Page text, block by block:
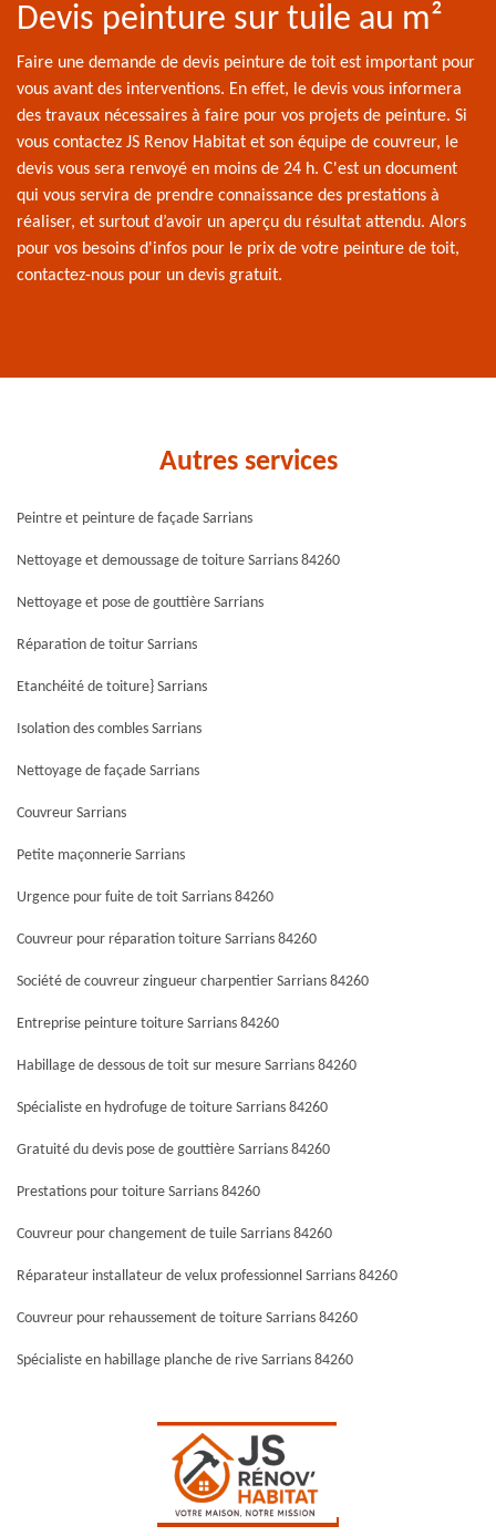
Devis peinture sur tuile au m²
Faire une demande de devis peinture de toit est important pour
vous avant des interventions. En effet, le devis vous informera
des travaux nécessaires à faire pour vos projets de peinture. Si
vous contactez JS Renov Habitat et son équipe de couvreur, le
devis vous sera renvoyé en moins de 24 h. C'est un document
qui vous servira de prendre connaissance des prestations à
réaliser, et surtout d’avoir un aperçu du résultat attendu. Alors
pour vos besoins d'infos pour le prix de votre peinture de toit,
contactez-nous pour un devis gratuit.
Autres services
Peintre et peinture de façade Sarrians
Nettoyage et demoussage de toiture Sarrians 84260
Nettoyage et pose de gouttière Sarrians
Réparation de toitur Sarrians
Etanchéité de toiture} Sarrians
Isolation des combles Sarrians
Nettoyage de façade Sarrians
Couvreur Sarrians
Petite maçonnerie Sarrians
Urgence pour fuite de toit Sarrians 84260
Couvreur pour réparation toiture Sarrians 84260
Société de couvreur zingueur charpentier Sarrians 84260
Entreprise peinture toiture Sarrians 84260
Habillage de dessous de toit sur mesure Sarrians 84260
Spécialiste en hydrofuge de toiture Sarrians 84260
Gratuité du devis pose de gouttière Sarrians 84260
Prestations pour toiture Sarrians 84260
Couvreur pour changement de tuile Sarrians 84260
Réparateur installateur de velux professionnel Sarrians 84260
Couvreur pour rehaussement de toiture Sarrians 84260
Spécialiste en habillage planche de rive Sarrians 84260